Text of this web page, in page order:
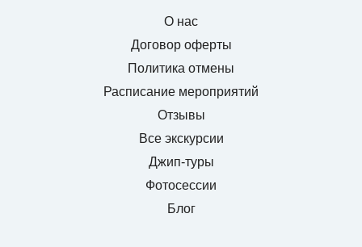
О нас
Договор оферты
Политика отмены
Расписание мероприятий
Отзывы
Все экскурсии
Джип-туры
Фотосессии
Блог